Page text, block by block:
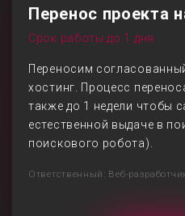
Перенос проекта
Срок работы до 1 дня
Переносим
хостинг. Процесс
также до 1 недели чтобы
естественной выдаче в
поискового робота).
Ответственный: Веб-